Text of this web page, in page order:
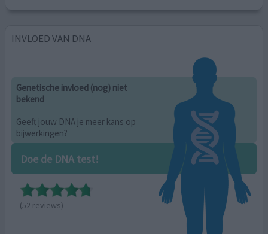
INVLOED VAN DNA
Genetische invloed (nog) niet
bekend
Geeft jouw DNA je meer kans op
bijwerkingen?
Doe de DNA test!
(52 reviews)